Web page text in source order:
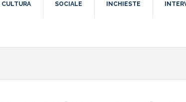
CULTURA SOCIALE INCHIESTE